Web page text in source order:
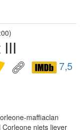
7,5
maffiaclan
niets liever